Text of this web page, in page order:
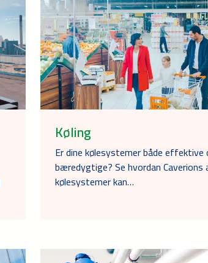
Køling
Er dine kølesystemer både effektive
bæredygtige? Se hvordan Caverions
kølesystemer kan…